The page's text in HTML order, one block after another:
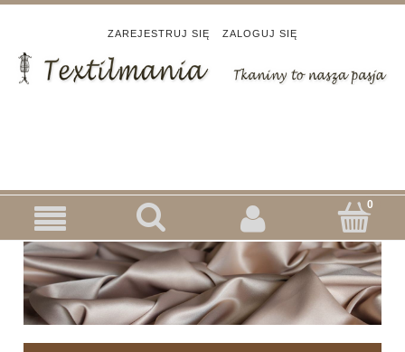
ZAREJESTRUJ SIĘ ZALOGUJ SIĘ